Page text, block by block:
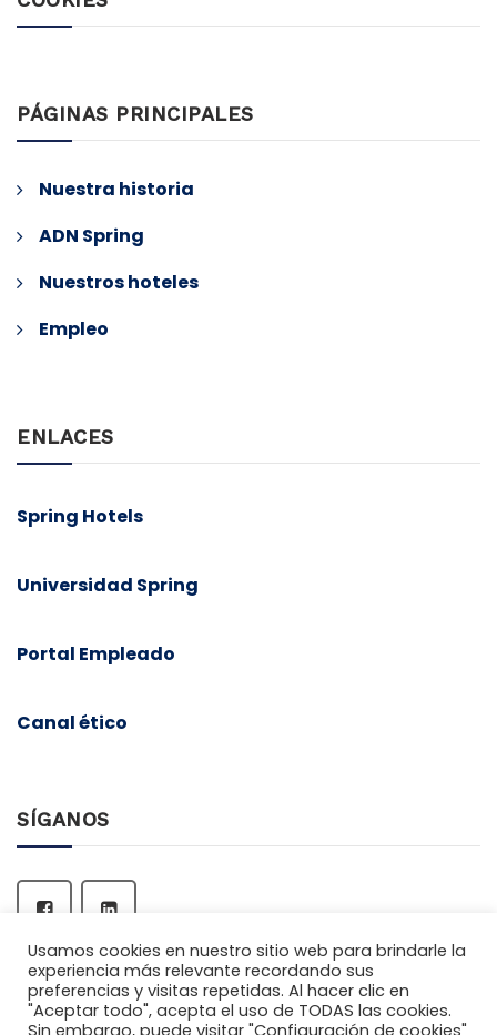
PÁGINAS PRINCIPALES
Nuestra historia
ADN Spring
Nuestros hoteles
Empleo
ENLACES
Spring Hotels
Universidad Spring
Portal Empleado
Canal ético
SÍGANOS
Usamos cookies en nuestro sitio web para brindarle la
experiencia más relevante recordando sus
preferencias y visitas repetidas. Al hacer clic en
"Aceptar todo", acepta el uso de TODAS las cookies.
Sin embargo, puede visitar "Configuración de cookies"